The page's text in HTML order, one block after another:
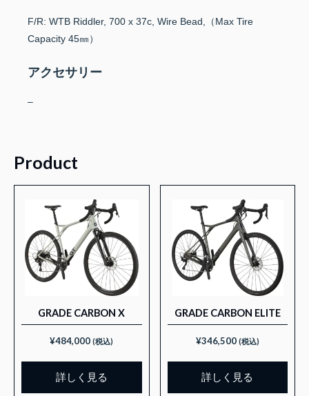
F/R: WTB Riddler, 700 x 37c, Wire Bead,（Max Tire
Capacity 45㎜）
アクセサリー
–
Product
GRADE CARBON X
¥484,000 (税込)
詳しく見る
GRADE CARBON ELITE
¥346,500 (税込)
詳しく見る